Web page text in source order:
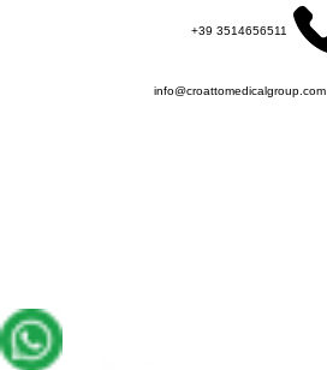
+39 3514656511
info@croattomedicalgroup.com